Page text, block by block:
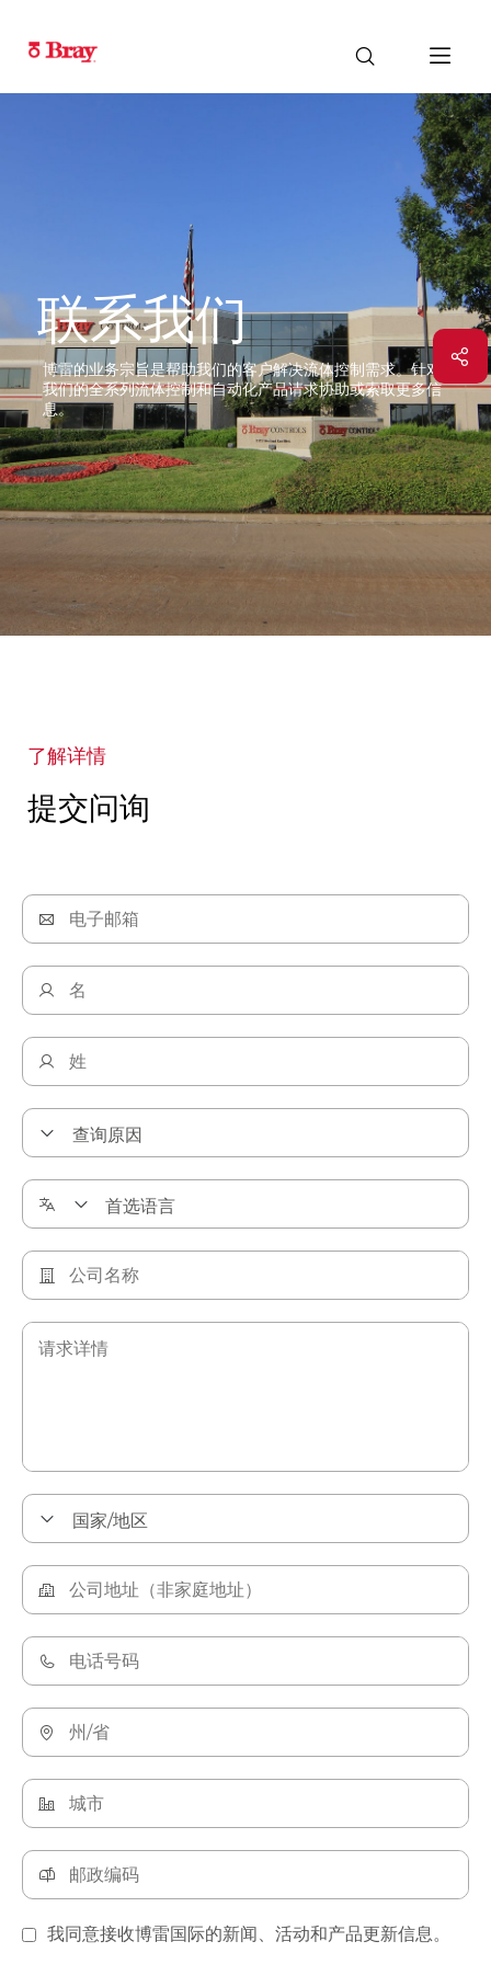
联系我们
博雷的业务宗旨是帮助我们的客户解决流体控制需求。针对
我们的全系列流体控制和自动化产品请求协助或索取更多信
息。
了解详情
提交问询
我同意接收博雷国际的新闻、活动和产品更新信息。